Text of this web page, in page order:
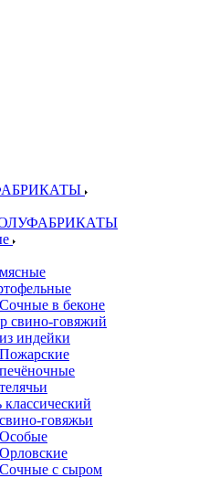
в беконе
свино-говяжий
индейки
говяжьи
с сыром